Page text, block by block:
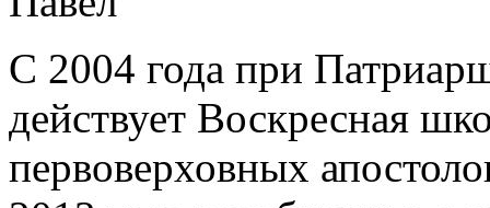
С 2004 года при
действует Воскресная
первоверховных